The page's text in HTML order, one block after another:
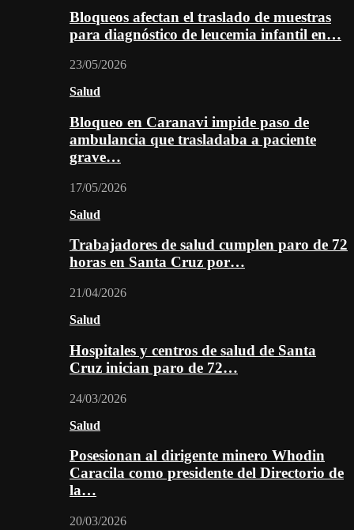
Bloqueos afectan el traslado de muestras
para diagnóstico de leucemia infantil en…
23/05/2026
Salud
Bloqueo en Caranavi impide paso de
ambulancia que trasladaba a paciente
grave…
17/05/2026
Salud
Trabajadores de salud cumplen paro de 72
horas en Santa Cruz por…
21/04/2026
Salud
Hospitales y centros de salud de Santa
Cruz inician paro de 72…
24/03/2026
Salud
Posesionan al dirigente minero Whodin
Caracila como presidente del Directorio de
la…
20/03/2026